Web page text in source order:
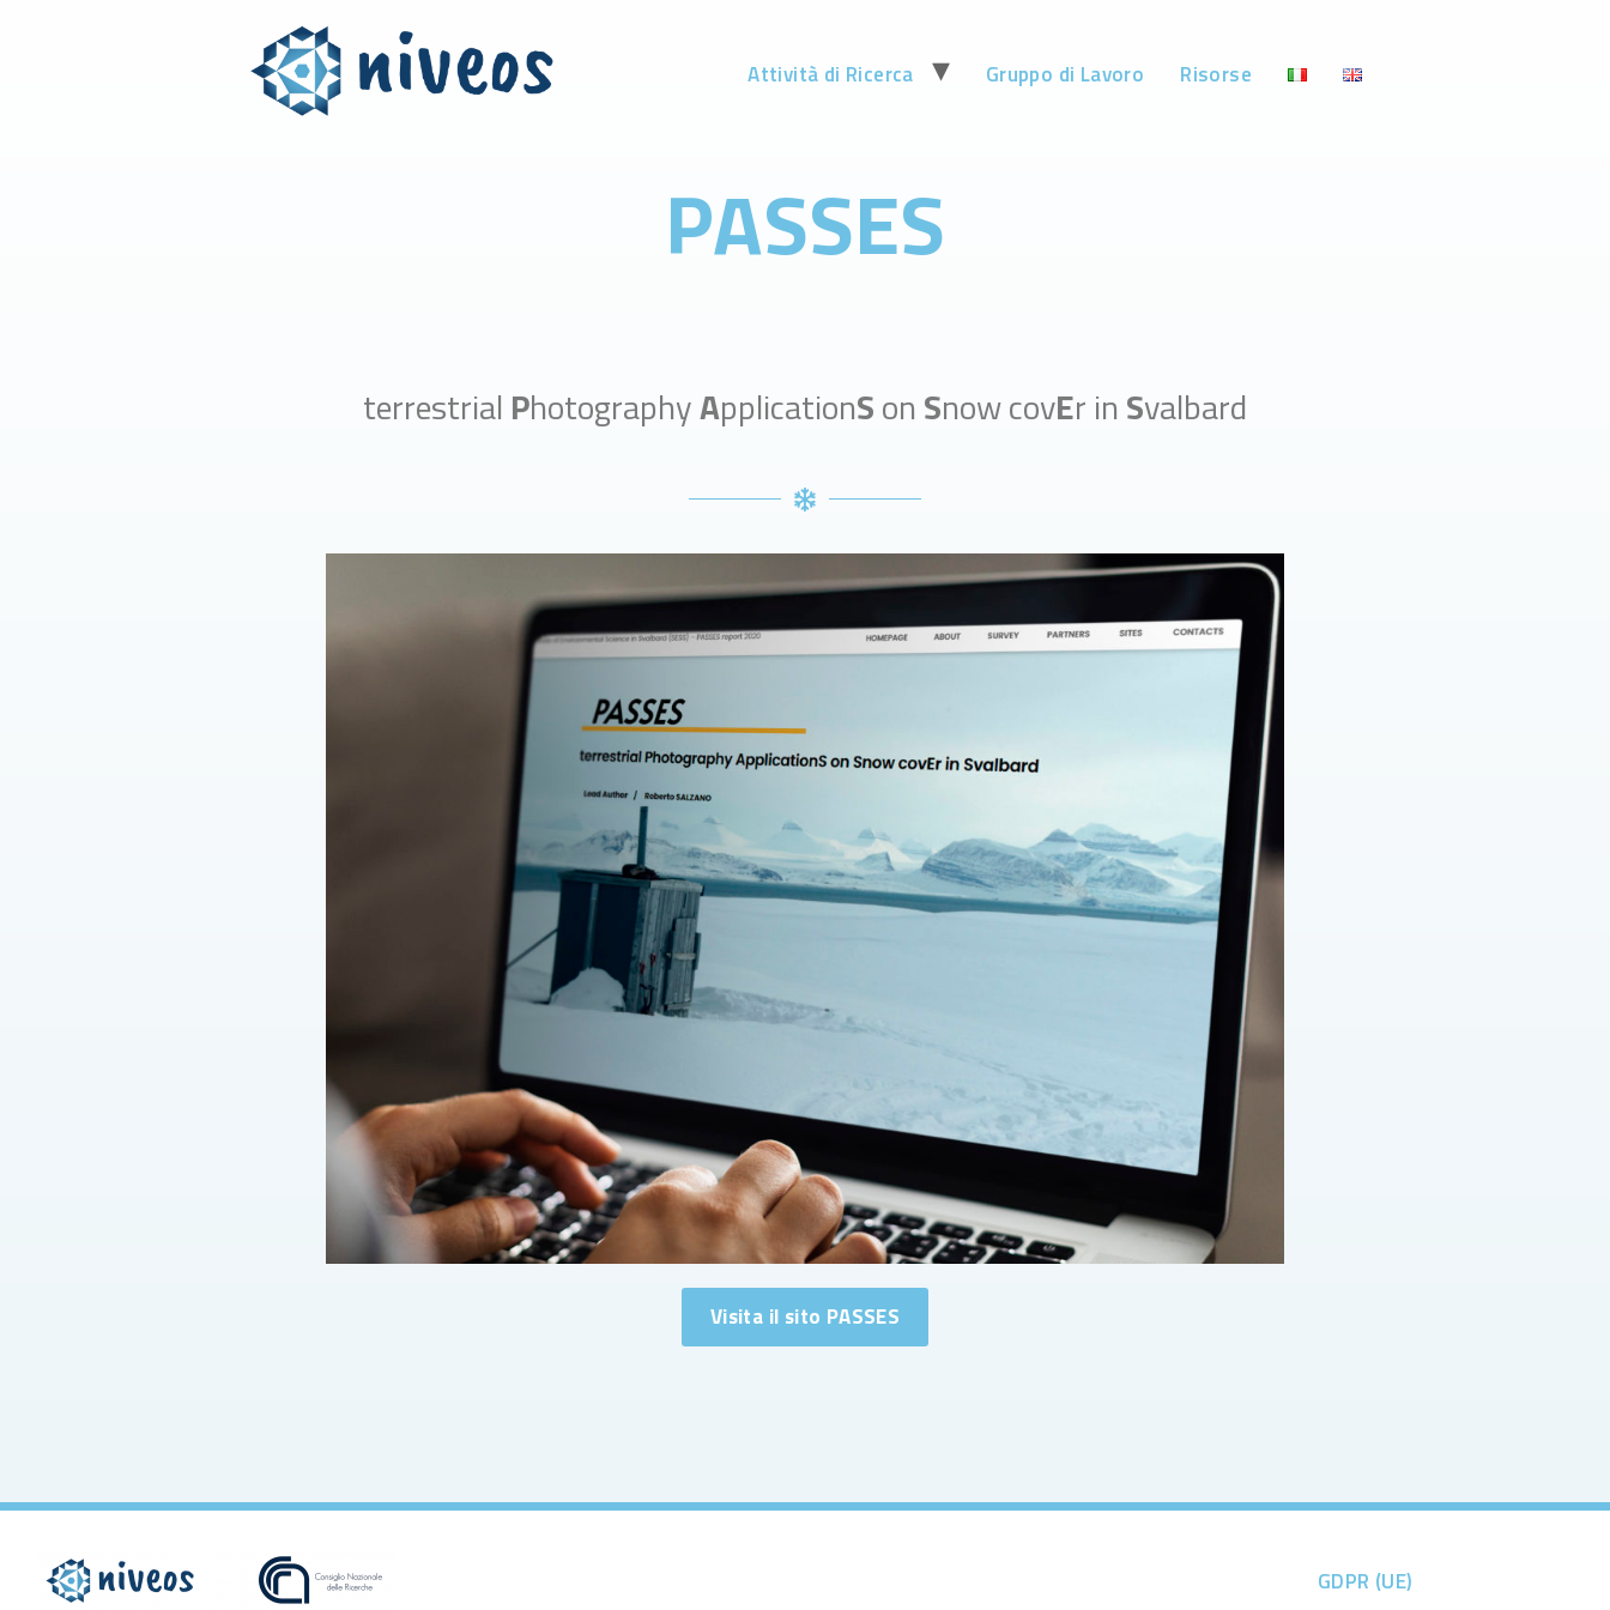
Attività di Ricerca Gruppo di Lavoro Risorse
PASSES
terrestrial PhotographyApplicationSon Snow covEr in Svalbard
Visita il sito PASSES
GDPR (UE)